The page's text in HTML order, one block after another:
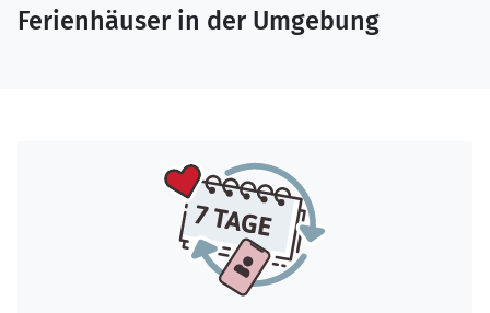
Ferienhäuser in der Umgebung